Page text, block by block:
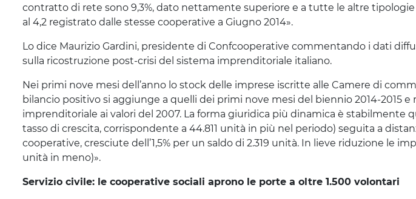
contratto di rete sono 9,3%, dato nettamente superiore e a tutte le altre
al 4,2 registrato dalle stesse cooperative a Giugno 2014».
Lo dice Maurizio Gardini, presidente di Confcooperative commentando i dati
sulla ricostruzione post-crisi del sistema imprenditoriale italiano.
Nei primi nove mesi dell’anno lo stock delle imprese iscritte alle Camere di
bilancio positivo si aggiunge a quelli dei primi nove mesi del biennio 2014-2015
imprenditoriale ai valori del 2007. La forma giuridica più dinamica è stabilmente
tasso di crescita, corrispondente a 44.811 unità in più nel periodo) seguita a
cooperative, cresciute dell’1,5% per un saldo di 2.319 unità. In lieve riduzione le
unità in meno)».
Servizio civile: le cooperative sociali aprono le porte a oltre 1.500 volontari